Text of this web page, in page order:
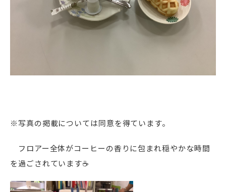
※写真の掲載については同意を得ています。
フロアー全体がコーヒーの香りに包まれ穏やかな時間
を過ごされています☕